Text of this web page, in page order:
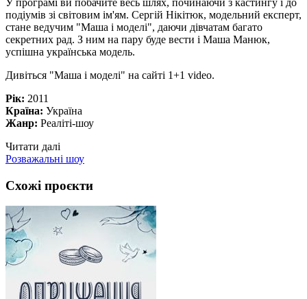
подіумів зі світовим ім'ям. Сергій Нікітюк, модельний експерт,
стане ведучим "Маша і моделі", даючи дівчатам багато
секретних рад. З ним на пару буде вести і Маша Манюк,
успішна українська модель.
Дивіться "Маша і моделі" на сайті 1+1 video.
Рік: 2011
Країна: Україна
Жанр: Реаліті-шоу
Читати далі
Розважальні шоу
Схожі проєкти